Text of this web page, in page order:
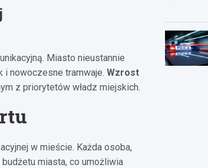
Miasto nieustannie
i nowoczesne tramwaje. Wzrost
z priorytetów władz miejskich.
w mieście. Każda osoba,
miasta, co umożliwia